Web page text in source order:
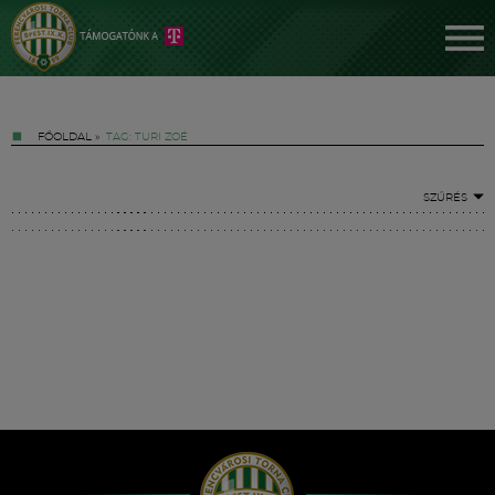
FŐOLDAL » TAG: TURI ZOÉ
SZŰRÉS
Hírek